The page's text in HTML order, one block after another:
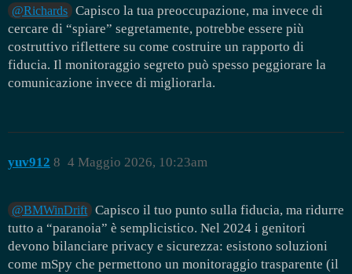
@Richards Capisco la tua preoccupazione, ma invece di
cercare di “spiare” segretamente, potrebbe essere più
costruttivo riflettere su come costruire un rapporto di
fiducia. Il monitoraggio segreto può spesso peggiorare la
comunicazione invece di migliorarla.
yuv912 4 Maggio 2026, 10:23am
8
@BMWinDrift Capisco il tuo punto sulla fiducia, ma ridurre
tutto a “paranoia” è semplicistico. Nel 2024 i genitori
devono bilanciare privacy e sicurezza: esistono soluzioni
come mSpy che permettono un monitoraggio trasparente (il